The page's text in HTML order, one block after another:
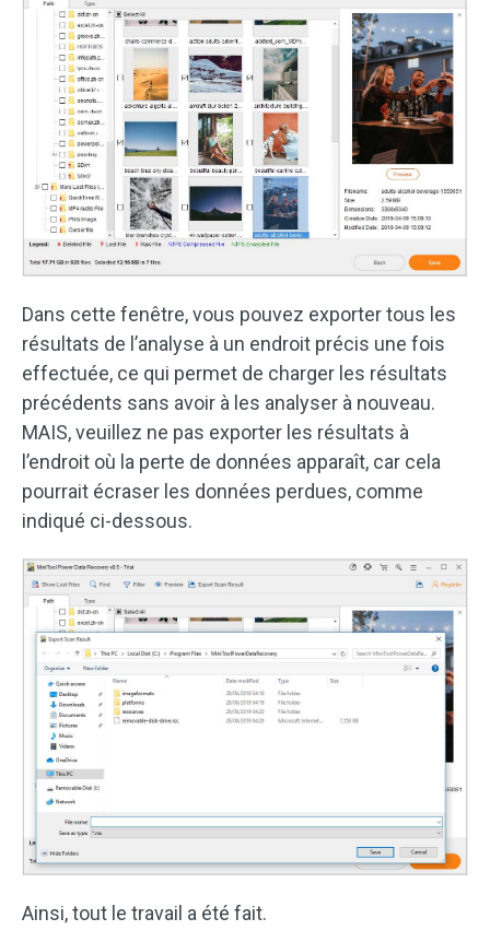
Dans cette fenêtre, vous pouvez exporter tous les
résultats de l’analyse à un endroit précis une fois
effectuée, ce qui permet de charger les résultats
précédents sans avoir à les analyser à nouveau.
MAIS, veuillez ne pas exporter les résultats à
l’endroit où la perte de données apparaît, car cela
pourrait écraser les données perdues, comme
indiqué ci-dessous.
Ainsi, tout le travail a été fait.